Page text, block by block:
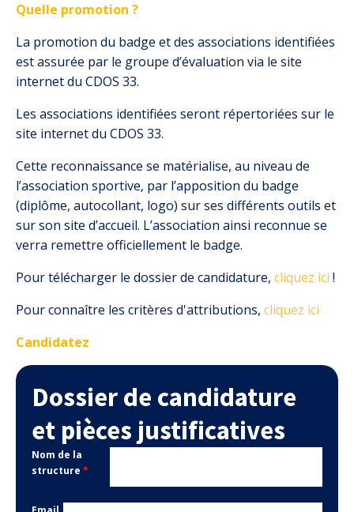
Quelle promotion ?
La promotion du badge et des associations identifiées
est assurée par le groupe d’évaluation via le site
internet du CDOS 33.
Les associations identifiées seront répertoriées sur le
site internet du CDOS 33.
Cette reconnaissance se matérialise, au niveau de
l’association sportive, par l’apposition du badge
(diplôme, autocollant, logo) sur ses différents outils et
sur son site d’accueil. L’association ainsi reconnue se
verra remettre officiellement le badge.
Pour télécharger le dossier de candidature, cliquez ici !
Pour connaître les critères d'attributions, cliquez ici
Candidatez
Dossier de candidature
et pièces justificatives
Nom de la
structure *